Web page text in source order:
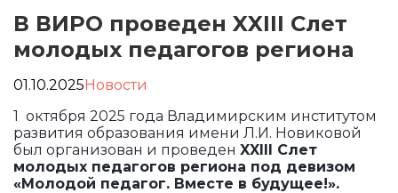
В ВИРО проведен XXIII Слет
молодых педагогов региона
01.10.2025Новости
1 октября 2025 года Владимирским институтом
развития образования имени Л.И. Новиковой
был организован и проведен XXIII Слет
молодых педагогов региона под девизом
«Молодой педагог. Вместе в будущее!».